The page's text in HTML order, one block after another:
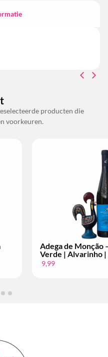
producten die
voorkeuren.
Adega de Monção – Vinho
Verde | Alvarinho | Per